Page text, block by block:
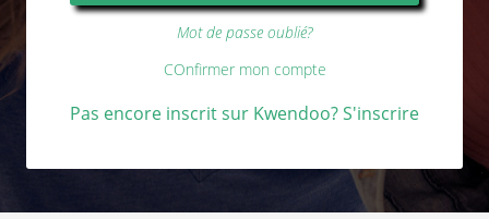
Mot de passe oublié?
COnfirmer mon compte
Pas encore inscrit sur Kwendoo? S'inscrire